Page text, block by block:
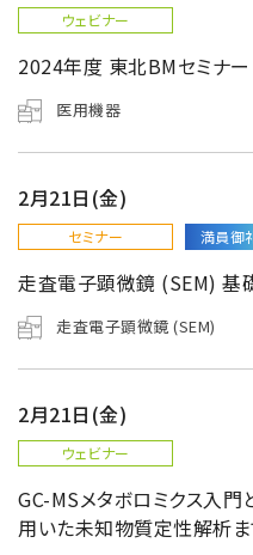
お客様紹介 / 開発秘話
導入事例
Interview
カタログダウンロ
お客様紹介 / 開
JEOL 装置入門
用語集
お薦め消耗品
ウェビナー
2024年度 東北BMセミナー
医用機器
2月21日(金)
セミナー 満員御
走査電子顕微鏡 (SEM) 基
走査電子顕微鏡 (SEM)
2月21日(金)
ウェビナー
GC-MSメタボロミクス入
用いた未知物質定性解析